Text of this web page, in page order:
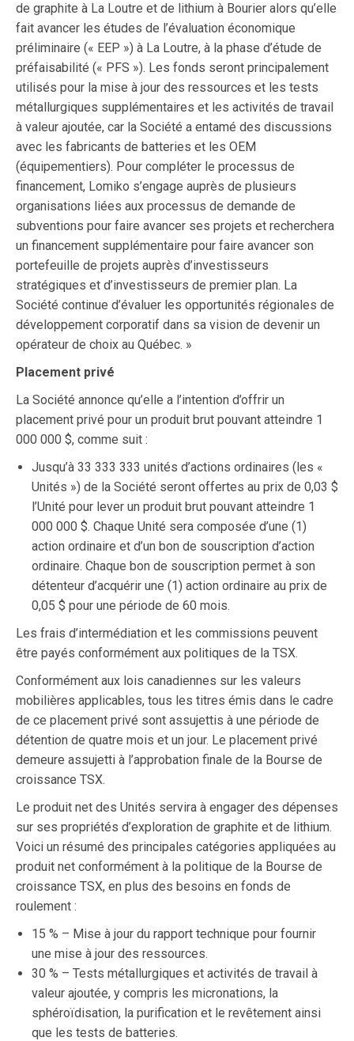
de graphite à La Loutre et de lithium à Bourier alors qu’elle
fait avancer les études de l’évaluation économique
préliminaire (« EEP ») à La Loutre, à la phase d’étude de
préfaisabilité (« PFS »). Les fonds seront principalement
utilisés pour la mise à jour des ressources et les tests
métallurgiques supplémentaires et les activités de travail
à valeur ajoutée, car la Société a entamé des discussions
avec les fabricants de batteries et les OEM
(équipementiers). Pour compléter le processus de
financement, Lomiko s’engage auprès de plusieurs
organisations liées aux processus de demande de
subventions pour faire avancer ses projets et recherchera
un financement supplémentaire pour faire avancer son
portefeuille de projets auprès d’investisseurs
stratégiques et d’investisseurs de premier plan. La
Société continue d’évaluer les opportunités régionales de
développement corporatif dans sa vision de devenir un
opérateur de choix au Québec. »
Placement privé
La Société annonce qu’elle a l’intention d’offrir un
placement privé pour un produit brut pouvant atteindre 1
000 000 $, comme suit :
Jusqu’à 33 333 333 unités d’actions ordinaires (les «
Unités ») de la Société seront offertes au prix de 0,03 $
l’Unité pour lever un produit brut pouvant atteindre 1
000 000 $. Chaque Unité sera composée d’une (1)
action ordinaire et d’un bon de souscription d’action
ordinaire. Chaque bon de souscription permet à son
détenteur d’acquérir une (1) action ordinaire au prix de
0,05 $ pour une période de 60 mois.
Les frais d’intermédiation et les commissions peuvent
être payés conformément aux politiques de la TSX.
Conformément aux lois canadiennes sur les valeurs
mobilières applicables, tous les titres émis dans le cadre
de ce placement privé sont assujettis à une période de
détention de quatre mois et un jour. Le placement privé
demeure assujetti à l’approbation finale de la Bourse de
croissance TSX.
Le produit net des Unités servira à engager des dépenses
sur ses propriétés d’exploration de graphite et de lithium.
Voici un résumé des principales catégories appliquées au
produit net conformément à la politique de la Bourse de
croissance TSX, en plus des besoins en fonds de
roulement :
15 % – Mise à jour du rapport technique pour fournir
une mise à jour des ressources.
30 % – Tests métallurgiques et activités de travail à
valeur ajoutée, y compris les micronations, la
sphéroïdisation, la purification et le revêtement ainsi
que les tests de batteries.